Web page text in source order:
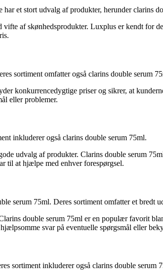
et stort udvalg af produkter, herunder clarins
af skønhedsprodukter. Luxplus er kendt for
sortiment omfatter også clarins double serum
konkurrencedygtige priser og sikrer, at
eller problemer.
inkluderer også clarins double serum 75ml.
udvalg af produkter. Clarins double serum
til at hjælpe med enhver forespørgsel.
serum 75ml. Deres sortiment omfatter et bredt
double serum 75ml er en populær favorit
svar på eventuelle spørgsmål eller
sortiment inkluderer også clarins double serum